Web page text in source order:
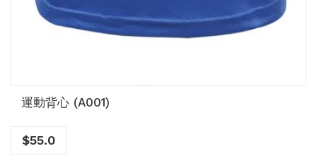
運動背心 (A001)
$55.0